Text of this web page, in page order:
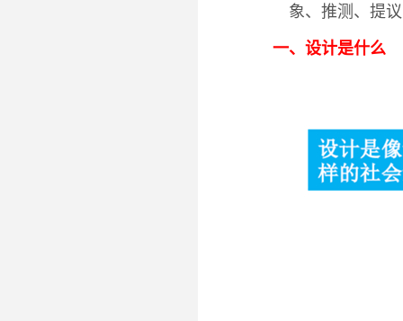
象、推测、提
一、设计是什么